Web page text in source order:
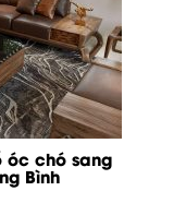
óc chó sang
Bình